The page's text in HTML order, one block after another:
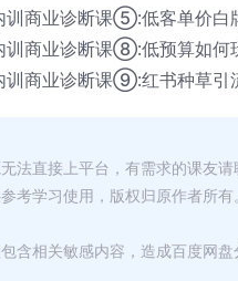
训商业诊断课⑤:低客单价白
训商业诊断课⑧:低预算如何
训商业诊断课⑨:红书种草引
法直接上平台，有需求的课友请
考学习使用，版权归原作者所
含相关敏感内容，造成百度网